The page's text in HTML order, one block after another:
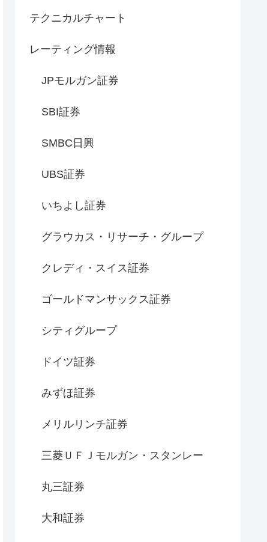
テクニカルチャート
レーティング情報
JPモルガン証券
SBI証券
SMBC日興
UBS証券
いちよし証券
グラウカス・リサーチ・グループ
クレディ・スイス証券
ゴールドマンサックス証券
シティグループ
ドイツ証券
みずほ証券
メリルリンチ証券
三菱ＵＦＪモルガン・スタンレー
丸三証券
大和証券